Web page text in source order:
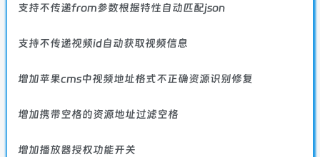
支持不传递from参数根据特性自动匹配json
支持不传递视频id自动获取视频信息
增加苹果cms中视频地址格式不正确资源识别修复
增加携带空格的资源地址过滤空格
增加播放器授权功能开关